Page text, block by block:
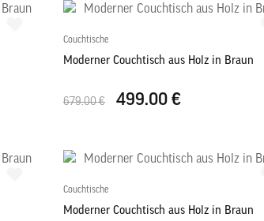
Couchtische
Moderner Couchtisch aus Holz in Braun
679.00 € 499.00 €
Couchtische
Moderner Couchtisch aus Holz in Braun